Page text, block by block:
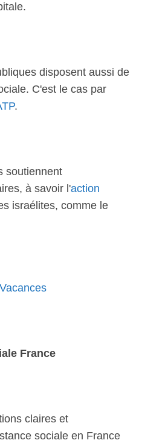
disposent aussi de
C'est le cas par
.
soutiennent
à savoir l'action
israélites, comme le
France
claires et
sociale en France